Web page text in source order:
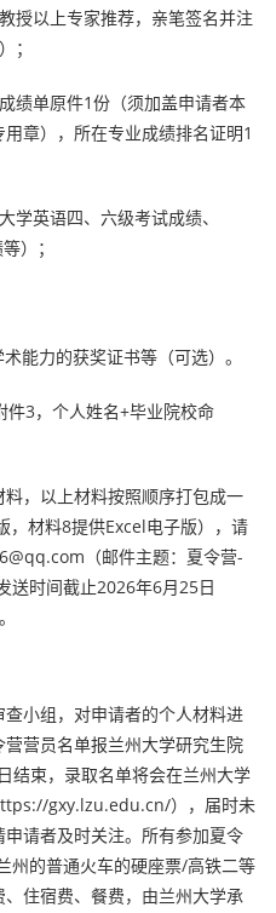
以上专家推荐，亲笔签名并注
；
单原件1份（须加盖申请者本
章），所在专业成绩排名证明1
英语四、六级考试成绩、
）；
力的获奖证书等（可选）。
3，个人姓名+毕业院校命
，以上材料按照顺序打包成一
，材料8提供Excel电子版），请
（邮件主题：夏令营-
送时间截止2026年6月25日
。
小组，对申请者的个人材料进
营员名单报兰州大学研究生院
结束，录取名单将会在兰州大学
gxy.lzu.edu.cn/），届时未
请者及时关注。所有参加夏令
州的普通火车的硬座票/高铁二等
住宿费、餐费，由兰州大学承